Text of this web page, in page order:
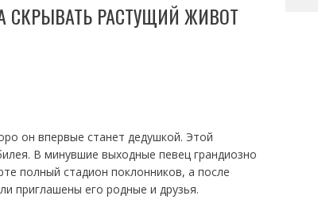
СКРЫВАТЬ РАСТУЩИЙ ЖИВОТ
он впервые станет дедушкой. Этой
В минувшие выходные певец грандиозно
полный стадион поклонников, а после
приглашены его родные и друзья.